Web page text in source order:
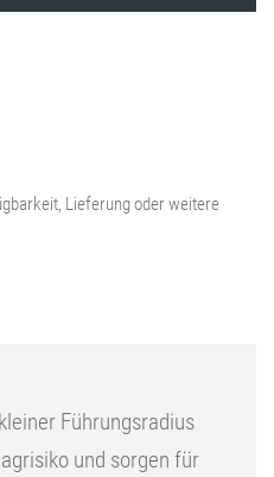
Lieferung oder weitere
Führungsradius
und sorgen für